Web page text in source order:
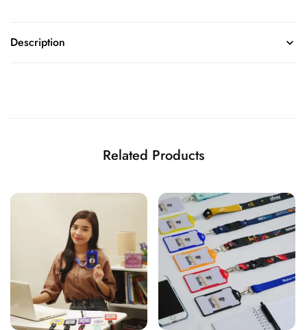
Description
Related Products